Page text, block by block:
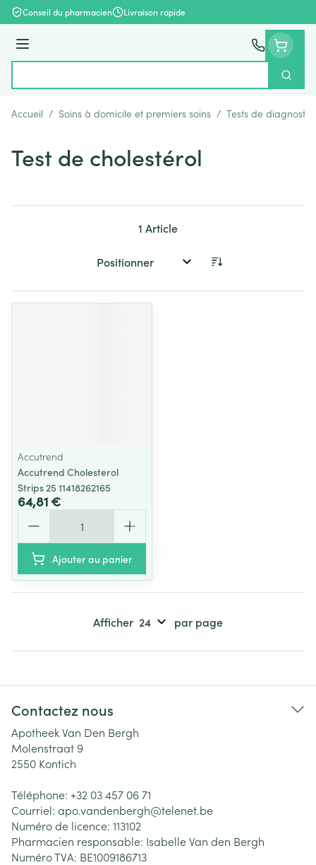
Aller au contenu
Conseil du pharmacien Livraison rapide
Menu
Accueil / Soins à domicile et premiers soins / Tests de diagnostic
Test de cholestérol
1 Article
Trier par:
Accutrend
Accutrend Cholesterol
Strips 25 11418262165
64,81 €
Ajouter au panier
Afficher par page
Contactez nous
Apotheek Van Den Bergh
Molenstraat 9
2550 Kontich
Téléphone: +32 03 457 06 71
Courriel: apo.vandenbergh@telenet.be
Numéro de licence: 113102
Pharmacien responsable: Isabelle Van den Bergh
Numéro TVA: BE1009186713